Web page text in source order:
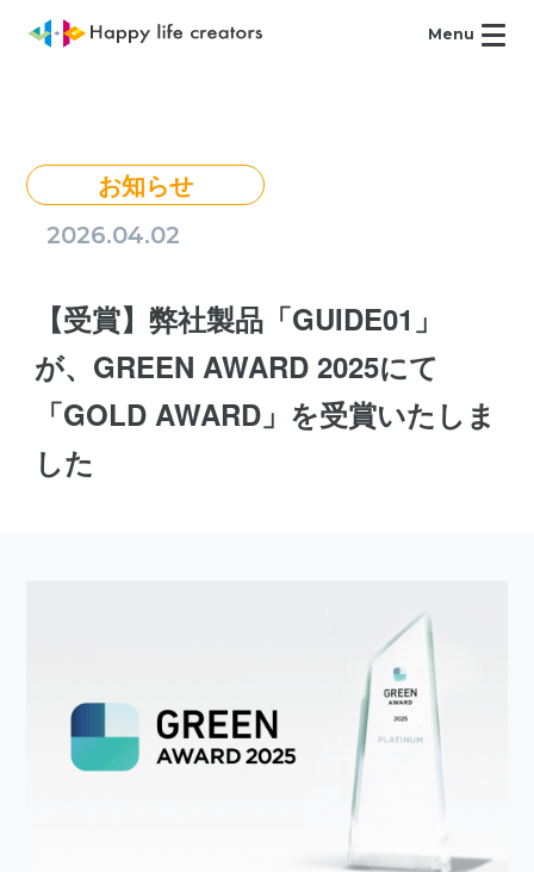
Menu
お知らせ
2026.04.02
【受賞】弊社製品「GUIDE01」
が、GREEN AWARD 2025にて
「GOLD AWARD」を受賞いたしま
した